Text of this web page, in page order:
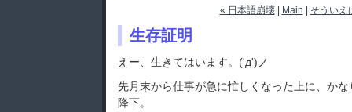
« 日本語崩壊| Main そういえ
生存証明
えー、生きてはいます。('д')ノ
先月末から仕事が急に忙しくなった上に、か
降下。